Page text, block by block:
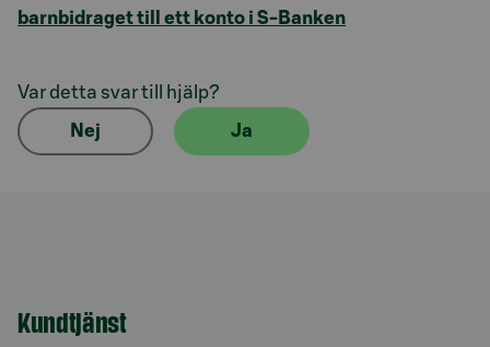
barnbidraget till ett konto i S-Banken
Var detta svar till hjälp?
Nej Ja
Kundtjänst